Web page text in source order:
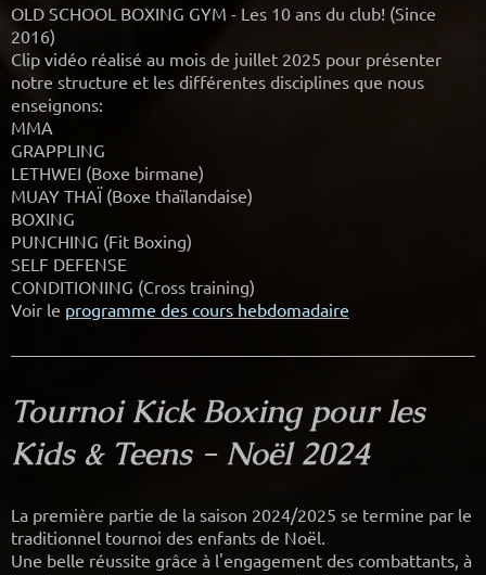
OLD SCHOOL BOXING GYM - Les 10 ans du club! (Since
2016)
Clip vidéo réalisé au mois de juillet 2025 pour présenter
notre structure et les différentes disciplines que nous
enseignons:
MMA
GRAPPLING
LETHWEI (Boxe birmane)
MUAY THAÏ (Boxe thaïlandaise)
BOXING
PUNCHING (Fit Boxing)
SELF DEFENSE
CONDITIONING (Cross training)
Voir le programme des cours hebdomadaire
Tournoi Kick Boxing pour les
Kids & Teens - Noël 2024
La première partie de la saison 2024/2025 se termine par le
traditionnel tournoi des enfants de Noël.
Une belle réussite grâce à l'engagement des combattants, à